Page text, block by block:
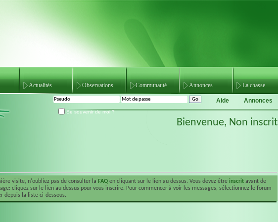
Actualités Observations Communauté Annonces La chasse
Annonces
Aide
Se souvenir de moi ?
Bienvenue, Non inscrit
visite, n'oubliez pas de consulter la FAQ en cliquant sur le lien au dessus. Vous devez être inscrit avant de
cliquez sur le lien au dessus pour vous inscrire. Pour commencer à voir les messages, sélectionnez le forum
depuis la liste ci-dessous.